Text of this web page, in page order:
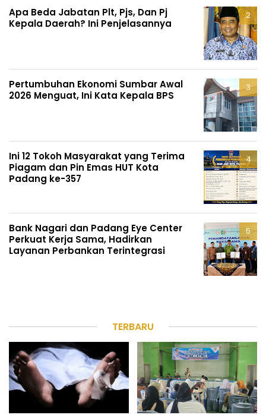
Apa Beda Jabatan Plt, Pjs, Dan Pj
Kepala Daerah? Ini Penjelasannya
Pertumbuhan Ekonomi Sumbar Awal
2026 Menguat, Ini Kata Kepala BPS
Ini 12 Tokoh Masyarakat yang Terima
Piagam dan Pin Emas HUT Kota
Padang ke-357
Bank Nagari dan Padang Eye Center
Perkuat Kerja Sama, Hadirkan
Layanan Perbankan Terintegrasi
TERBARU